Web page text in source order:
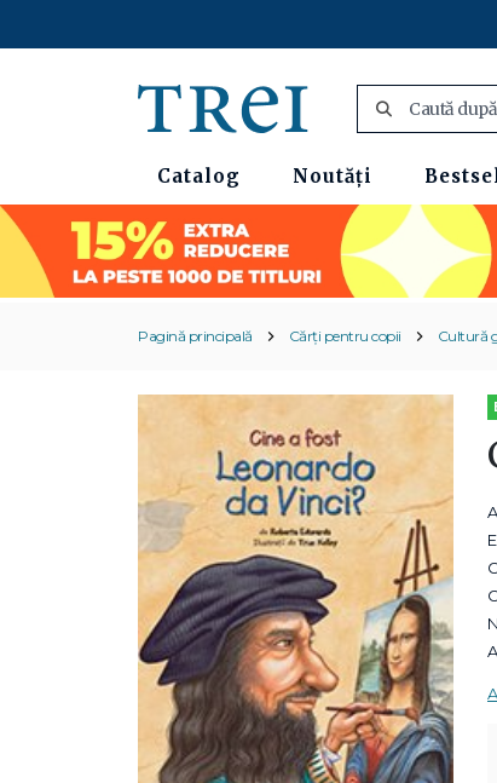
Catalog Noutăți
Pagină principală Cărți pentru copii Cultură